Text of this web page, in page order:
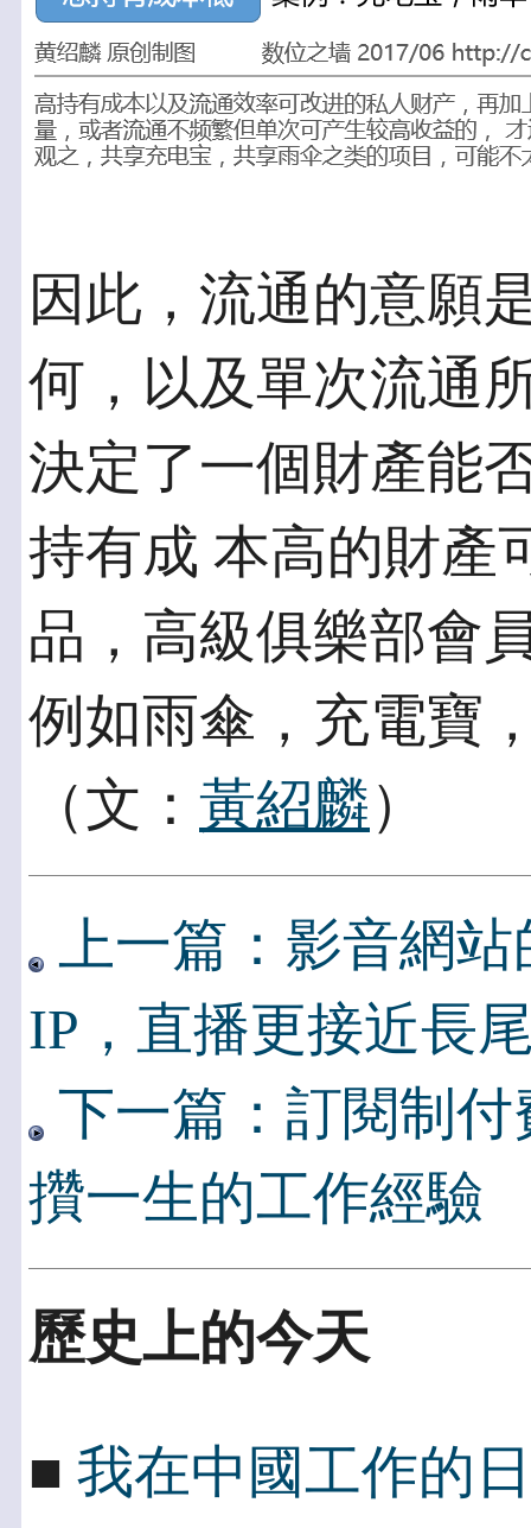
因此，流通的意願
何，以及單次流通
決定了一個財產能
持有成 本高的財產
品，高級俱樂部會
例如雨傘，充電寶
（文： 黃紹麟）
上一篇：影音網
IP，直播更接近長
下一篇：訂閱制
攢一生的工作經驗
歷史上的今天
■ 我在中國工作的